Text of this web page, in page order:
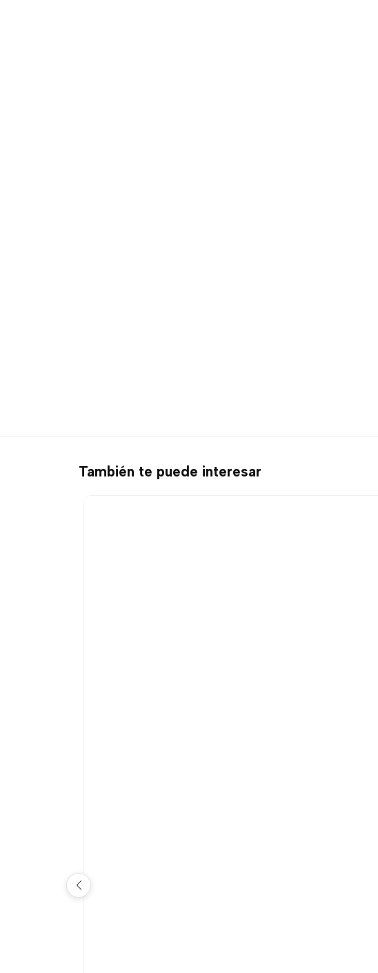
También te puede interesar